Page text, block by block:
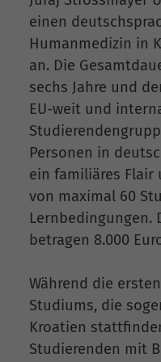
einen
Humanmedizin in
an. Die
sechs Jahre und
EU-weit und
Personen in
ein familiäres Flair
von maximal 60
Lernbedingungen.
betragen 8.000
Während die
Studiums, die
Kroatien
Studierenden mit